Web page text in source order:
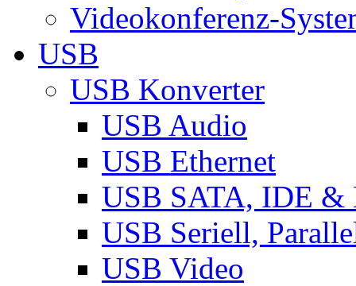
Videokonferenz-
USB
USB Konverter
USB Audio
USB Ethernet
USB SATA, IDE &
USB Seriell,
USB Video